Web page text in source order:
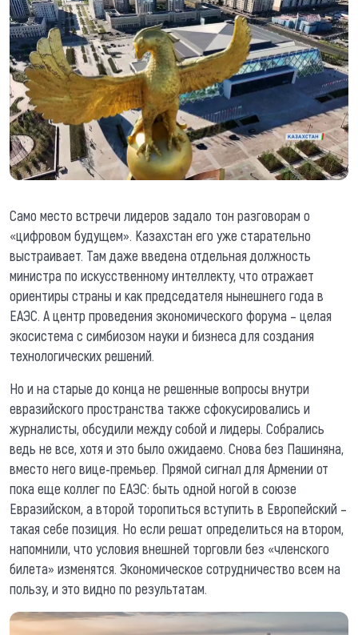
Само место встречи лидеров задало тон разговорам о
«цифровом будущем». Казахстан его уже старательно
выстраивает. Там даже введена отдельная должность
министра по искусственному интеллекту, что отражает
ориентиры страны и как председателя нынешнего года в
ЕАЭС. А центр проведения экономического форума – целая
экосистема с симбиозом науки и бизнеса для создания
технологических решений.
Но и на старые до конца не решенные вопросы внутри
евразийского пространства также сфокусировались и
журналисты, обсудили между собой и лидеры. Собрались
ведь не все, хотя и это было ожидаемо. Снова без Пашиняна,
вместо него вице-премьер. Прямой сигнал для Армении от
пока еще коллег по ЕАЭС: быть одной ногой в союзе
Евразийском, а второй торопиться вступить в Европейский –
такая себе позиция. Но если решат определиться на втором,
напомнили, что условия внешней торговли без «членского
билета» изменятся. Экономическое сотрудничество всем на
пользу, и это видно по результатам.